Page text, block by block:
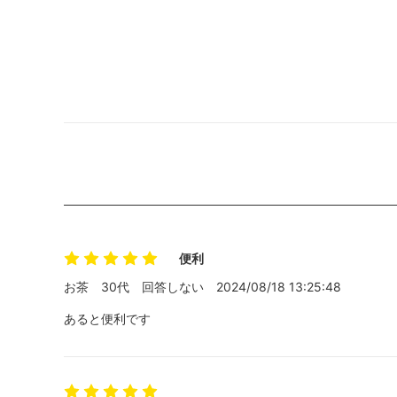
便利
お茶
30代 回答しない 2024/08/18 13:25:48
あると便利です